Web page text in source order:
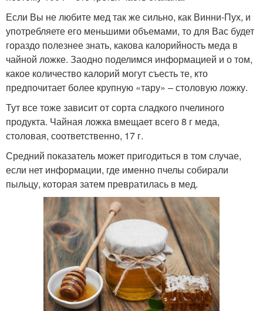
Если Вы не любите мед так же сильно, как Винни-Пух, и
употребляете его меньшими объемами, то для Вас будет
гораздо полезнее знать, какова калорийность меда в
чайной ложке. Заодно поделимся информацией и о том,
какое количество калорий могут съесть те, кто
предпочитает более крупную «тару» – столовую ложку.
Тут все тоже зависит от сорта сладкого пчелиного
продукта. Чайная ложка вмещает всего 8 г меда,
столовая, соответственно, 17 г.
Средний показатель может пригодиться в том случае,
если нет информации, где именно пчелы собирали
пыльцу, которая затем превратилась в мед.